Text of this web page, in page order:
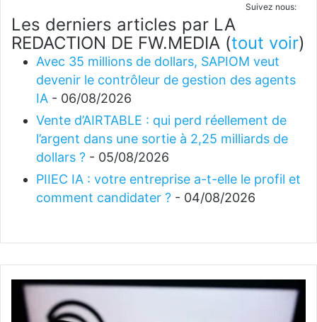
Suivez nous:
Les derniers articles par LA
REDACTION DE FW.MEDIA (tout voir)
Avec 35 millions de dollars, SAPIOM veut
devenir le contrôleur de gestion des agents
IA - 06/08/2026
Vente d’AIRTABLE : qui perd réellement de
l’argent dans une sortie à 2,25 milliards de
dollars ? - 05/08/2026
PIIEC IA : votre entreprise a-t-elle le profil et
comment candidater ? - 04/08/2026